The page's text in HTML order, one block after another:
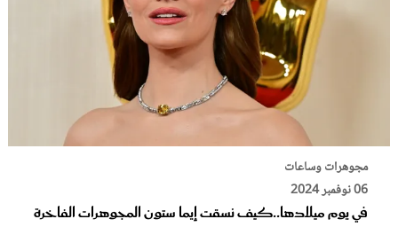
مجوهرات وساعات
06 نوفمبر 2024
في يوم ميلادها..كيف نسقت إيما ستون المجوهرات الفاخرة